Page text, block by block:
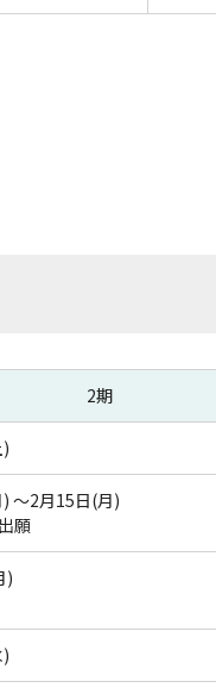
2期
～2月15日(月)
願
)